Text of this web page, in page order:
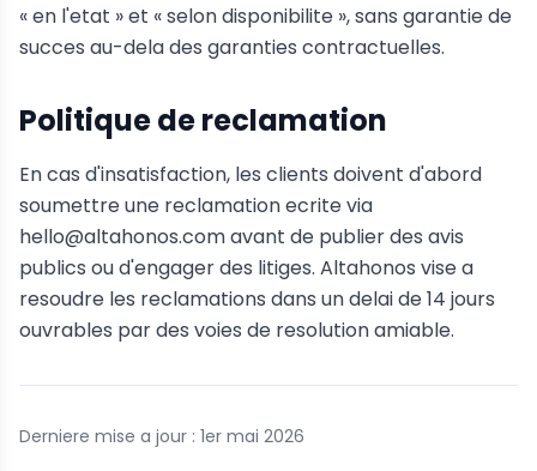
« en l'etat » et « selon disponibilite », sans garantie de
succes au-dela des garanties contractuelles.
Politique de reclamation
En cas d'insatisfaction, les clients doivent d'abord
soumettre une reclamation ecrite via
hello@altahonos.com avant de publier des avis
publics ou d'engager des litiges. Altahonos vise a
resoudre les reclamations dans un delai de 14 jours
ouvrables par des voies de resolution amiable.
Derniere mise a jour : 1er mai 2026